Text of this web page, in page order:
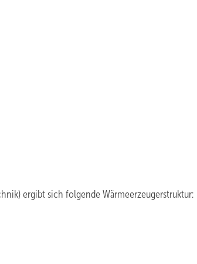
ergibt sich folgende Wärmeerzeugerstruktur: